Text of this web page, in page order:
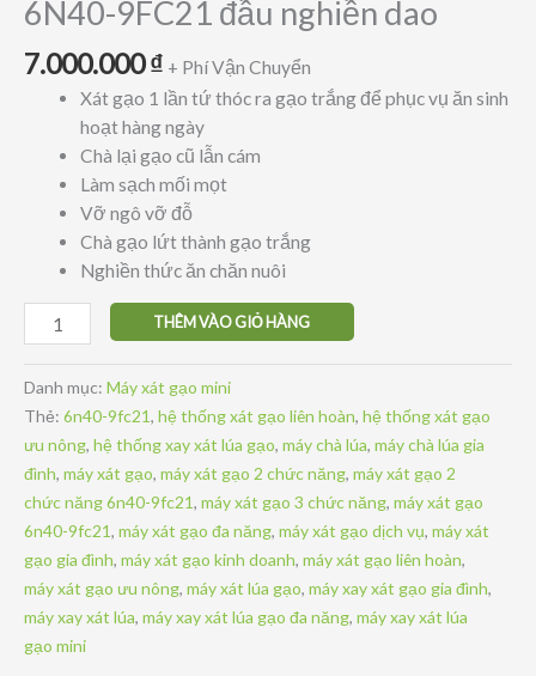
6N40-9FC21 đầu nghiền dao
7.000.000₫ + Phí Vận Chuyển
Xát gạo 1 lần tứ thóc ra gạo trắng để phục vụ ăn sinh
hoạt hàng ngày
Chà lại gạo cũ lẫn cám
Làm sạch mối mọt
Vỡ ngô vỡ đỗ
Chà gạo lứt thành gạo trắng
Nghiền thức ăn chăn nuôi
Máy
xát
năng
đầu
nghiền
dao
số
THÊM VÀO GIỎ HÀNG
Danh mục: Máy xát gạo mini
Thẻ: 6n40-9fc21, hệ thống xát gạo liên hoàn, hệ thống xát gạo
ưu nông, hệ thống xay xát lúa gạo, máy chà lúa, máy chà lúa gia
đình, máy xát gạo, máy xát gạo 2 chức năng, máy xát gạo 2
chức năng 6n40-9fc21, máy xát gạo 3 chức năng, máy xát gạo
6n40-9fc21, máy xát gạo đa năng, máy xát gạo dịch vụ, máy xát
gạo gia đình, máy xát gạo kinh doanh, máy xát gạo liên hoàn,
máy xát gạo ưu nông, máy xát lúa gạo, máy xay xát gạo gia đình,
máy xay xát lúa, máy xay xát lúa gạo đa năng, máy xay xát lúa
gạo mini